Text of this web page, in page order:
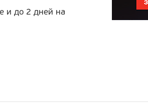
и до 2 дней на